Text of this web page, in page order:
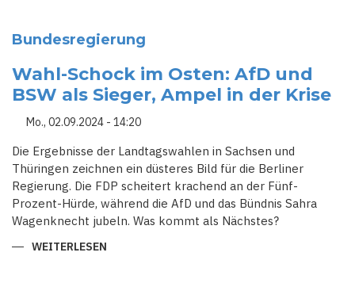
Bundesregierung
Wahl-Schock im Osten: AfD und
BSW als Sieger, Ampel in der Krise
Mo., 02.09.2024 - 14:20
Die Ergebnisse der Landtagswahlen in Sachsen und
Thüringen zeichnen ein düsteres Bild für die Berliner
Regierung. Die FDP scheitert krachend an der Fünf-
Prozent-Hürde, während die AfD und das Bündnis Sahra
Wagenknecht jubeln. Was kommt als Nächstes?
WEITERLESEN